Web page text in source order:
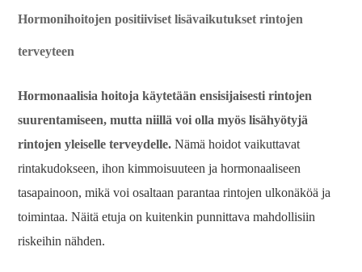
Hormonihoitojen positiiviset lisävaikutukset rintojen
terveyteen
Hormonaalisia hoitoja käytetään ensisijaisesti rintojen
suurentamiseen, mutta niillä voi olla myös lisähyötyjä
rintojen yleiselle terveydelle. Nämä hoidot vaikuttavat
rintakudokseen, ihon kimmoisuuteen ja hormonaaliseen
tasapainoon, mikä voi osaltaan parantaa rintojen ulkonäköä ja
toimintaa. Näitä etuja on kuitenkin punnittava mahdollisiin
riskeihin nähden.